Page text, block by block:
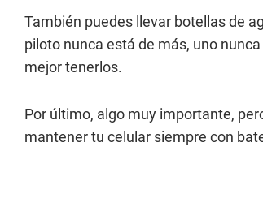
También puedes llevar botellas de
piloto nunca está de más, uno
mejor tenerlos.
Por último, algo muy importante,
mantener tu celular siempre con